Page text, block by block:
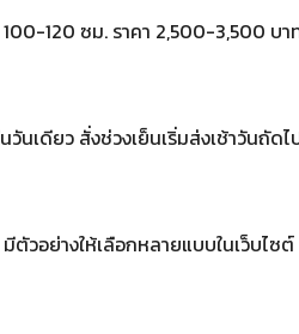
120 ซม. ราคา 2,500-3,500 บา
เดียว สั่งช่วงเย็นเริ่มส่งเช้าวันถัด
วอย่างให้เลือกหลายแบบในเว็บไซต์